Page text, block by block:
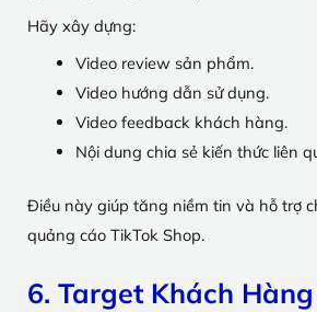
Hãy xây dựng:
Video review sản phẩm.
Video hướng dẫn sử dụng.
Video feedback khách hàng.
Nội dung chia sẻ kiến thức liên
Điều này giúp tăng niềm tin và hỗ trợ
quảng cáo TikTok Shop.
6. Target Khách